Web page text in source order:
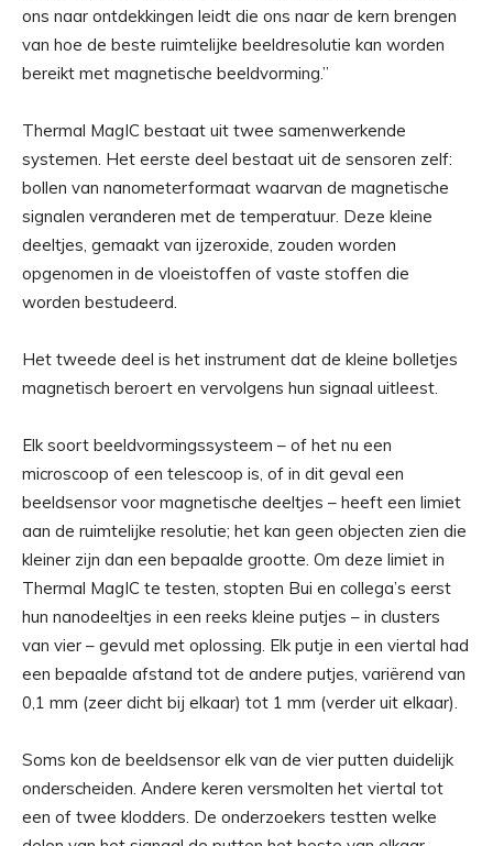
ons naar ontdekkingen leidt die ons naar de kern brengen
van hoe de beste ruimtelijke beeldresolutie kan worden
bereikt met magnetische beeldvorming.”
Thermal MagIC bestaat uit twee samenwerkende
systemen. Het eerste deel bestaat uit de sensoren zelf:
bollen van nanometerformaat waarvan de magnetische
signalen veranderen met de temperatuur. Deze kleine
deeltjes, gemaakt van ijzeroxide, zouden worden
opgenomen in de vloeistoffen of vaste stoffen die
worden bestudeerd.
Het tweede deel is het instrument dat de kleine bolletjes
magnetisch beroert en vervolgens hun signaal uitleest.
Elk soort beeldvormingssysteem – of het nu een
microscoop of een telescoop is, of in dit geval een
beeldsensor voor magnetische deeltjes – heeft een limiet
aan de ruimtelijke resolutie; het kan geen objecten zien die
kleiner zijn dan een bepaalde grootte. Om deze limiet in
Thermal MagIC te testen, stopten Bui en collega’s eerst
hun nanodeeltjes in een reeks kleine putjes – in clusters
van vier – gevuld met oplossing. Elk putje in een viertal had
een bepaalde afstand tot de andere putjes, variërend van
0,1 mm (zeer dicht bij elkaar) tot 1 mm (verder uit elkaar).
Soms kon de beeldsensor elk van de vier putten duidelijk
onderscheiden. Andere keren versmolten het viertal tot
een of twee klodders. De onderzoekers testten welke